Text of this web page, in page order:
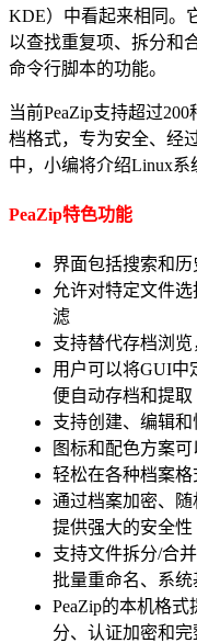
KDE）中看起来相同。
以查找重复项、拆分和
命令行脚本的功能。
当前PeaZip支持超过
档格式，专为安全、经
中，小编将介绍Linux系
PeaZip特色功能
界面包括搜索和
允许对特定文件
滤
支持替代存档浏
用户可以将GUI中
便自动存档和提取
支持创建、编辑
图标和配色方案
轻松在各种档案
通过档案加密、
提供强大的安全性
支持文件拆分/合
批量重命名、系
PeaZip的本机格
分、认证加密和